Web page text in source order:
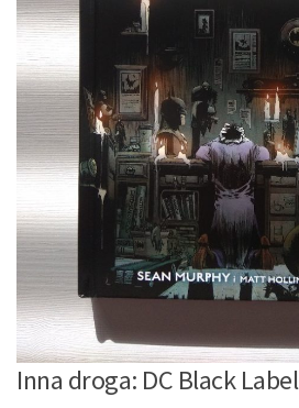
Inna droga: DC Black Label